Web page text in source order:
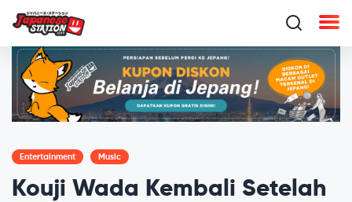
Entertainment Music
Kouji Wada Kembali Setelah